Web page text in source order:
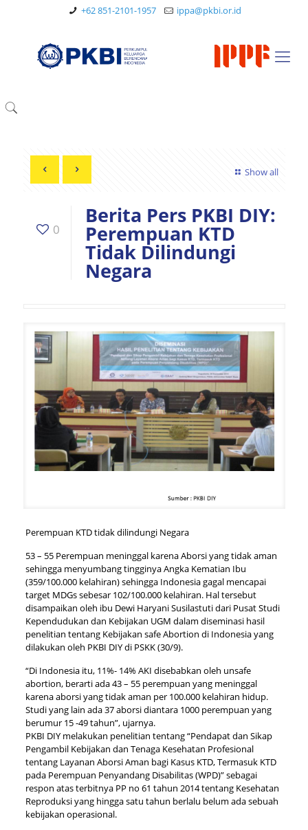
+62 851-2101-1957 ippa@pkbi.or.id
Show all
0
Berita Pers PKBI DIY:
Perempuan KTD
Tidak Dilindungi
Negara
Perempuan KTD tidak dilindungi Negara
53 – 55 Perempuan meninggal karena Aborsi yang tidak aman
sehingga menyumbang tingginya Angka Kematian Ibu
(359/100.000 kelahiran) sehingga Indonesia gagal mencapai
target MDGs sebesar 102/100.000 kelahiran. Hal tersebut
disampaikan oleh ibu Dewi Haryani Susilastuti dari Pusat Studi
Kependudukan dan Kebijakan UGM dalam diseminasi hasil
penelitian tentang Kebijakan safe Abortion di Indonesia yang
dilakukan oleh PKBI DIY di PSKK (30/9).
“Di Indonesia itu, 11%- 14% AKI disebabkan oleh unsafe
abortion, berarti ada 43 – 55 perempuan yang meninggal
karena aborsi yang tidak aman per 100.000 kelahiran hidup.
Studi yang lain ada 37 aborsi diantara 1000 perempuan yang
berumur 15 -49 tahun”, ujarnya.
PKBI DIY melakukan penelitian tentang “Pendapat dan Sikap
Pengambil Kebijakan dan Tenaga Kesehatan Profesional
tentang Layanan Aborsi Aman bagi Kasus KTD, Termasuk KTD
pada Perempuan Penyandang Disabilitas (WPD)” sebagai
respon atas terbitnya PP no 61 tahun 2014 tentang Kesehatan
Reproduksi yang hingga satu tahun berlalu belum ada sebuah
kebijakan operasional.